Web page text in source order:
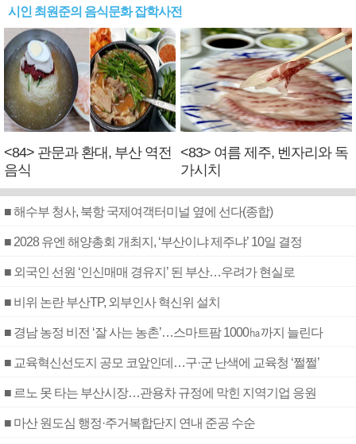
시인 최원준의 음식문화 잡학사전
<84> 관문과 환대, 부산 역전
음식
<83> 여름 제주, 벤자리와 독
가시치
■ 해수부 청사, 북항 국제여객터미널 옆에 선다(종합)
■ 2028 유엔 해양총회 개최지, ‘부산이냐 제주냐’ 10일 결정
■ 외국인 선원 ‘인신매매 경유지’ 된 부산…우려가 현실로
■ 비위 논란 부산TP, 외부인사 혁신위 설치
■ 경남 농정 비전 ‘잘 사는 농촌’…스마트팜 1000㏊까지 늘린다
■ 교육혁신선도지 공모 코앞인데…구·군 난색에 교육청 ‘쩔쩔’
■ 르노 못 타는 부산시장…관용차 규정에 막힌 지역기업 응원
■ 마산 원도심 행정·주거복합단지 연내 준공 수순